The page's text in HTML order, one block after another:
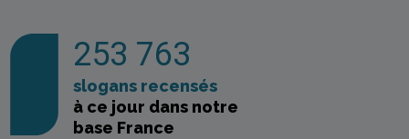
253 763
slogans recensés
à ce jour dans notre
base France